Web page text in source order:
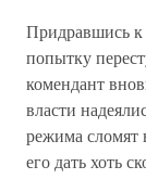
Придравшись к
попытку
комендант
власти
режима сломят
его дать хоть